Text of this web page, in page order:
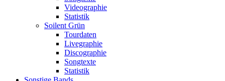
Videographie
Statistik
Soilent Grün
Tourdaten
Livegraphie
Discographie
Songtexte
Statistik